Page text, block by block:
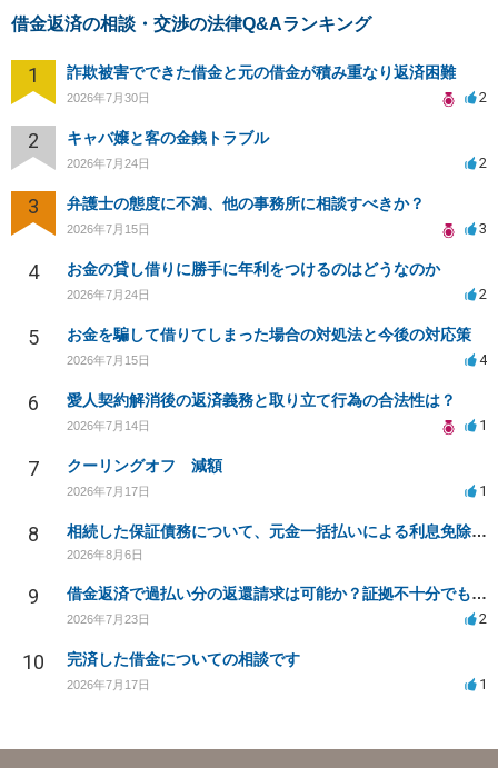
借金返済の相談・交渉の法律Q&Aランキング
1 詐欺被害でできた借金と元の借金が積み重なり返済困難
2026年7月30日 2
2 キャバ嬢と客の金銭トラブル
2026年7月24日 2
3 弁護士の態度に不満、他の事務所に相談すべきか？
2026年7月15日 3
4 お金の貸し借りに勝手に年利をつけるのはどうなのか
2026年7月24日 2
5 お金を騙して借りてしまった場合の対処法と今後の対応策
2026年7月15日 4
6 愛人契約解消後の返済義務と取り立て行為の合法性は？
2026年7月14日 1
7 クーリングオフ 減額
2026年7月17日 1
8 相続した保証債務について、元金一括払いによる利息免除の交渉は可能でしょうか
2026年8月6日
9 借金返済で過払い分の返還請求は可能か？証拠不十分でも弁護士に相談したい
2026年7月23日 2
10 完済した借金についての相談です
2026年7月17日 1